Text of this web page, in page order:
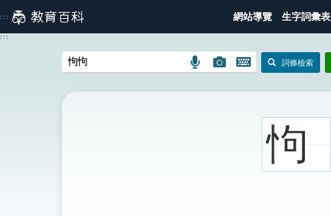
到
主
::: 網站導覽 生字詞彙表
:::
語
搜
圖
搜
開
鍵
詞條檢索
怐